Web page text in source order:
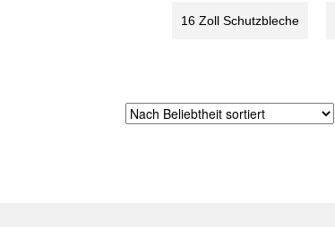
16 Zoll Schutzbleche